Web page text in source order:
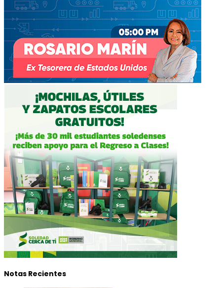
Notas Recientes